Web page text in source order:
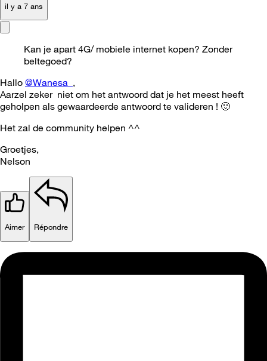
il y a 7 ans
Kan je apart 4G/ mobiele internet kopen? Zonder
beltegoed?
Hallo @Wanesa_ ,
Aarzel zeker niet om het antwoord dat je het meest heeft
geholpen als gewaardeerde antwoord te valideren ! 🙂
Het zal de community helpen ^^
Groetjes,
Nelson
Aimer Répondre